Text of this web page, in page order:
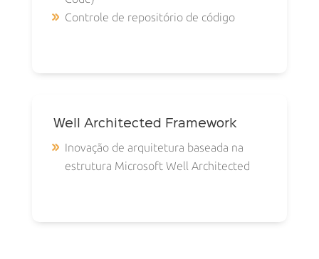
Controle de repositório de código
Well Architected Framework
Inovação de arquitetura baseada na
estrutura Microsoft Well Architected